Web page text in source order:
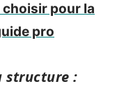
pour la
pro
structure :